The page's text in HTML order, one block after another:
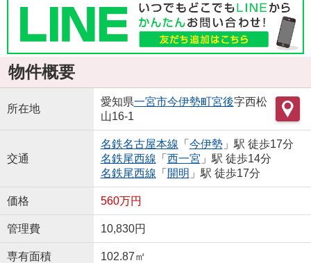
物件概要
所在地
愛知県一宮市今伊勢町宮後字西松
山16-1
交通
名鉄名古屋本線 「 今伊勢」駅 徒歩17分
名鉄尾西線 「 西一宮 」駅 徒歩14分
名鉄尾西線 「 開明 」駅 徒歩17分
価格 560万円
管理費 10,830円
専有面積 102.87㎡